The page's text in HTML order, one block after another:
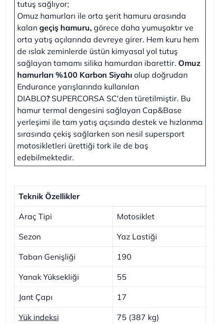
tutuş sağlıyor;
Omuz hamurları ile orta şerit hamuru arasında
kalan geçiş hamuru, görece daha yumuşaktır ve
orta yatış açılarında devreye girer. Hem kuru hem
de ıslak zeminlerde üstün kimyasal yol tutuş
sağlayan tamamı silika hamurdan ibarettir. Omuz
hamurları %100 Karbon Siyahı olup doğrudan
Endurance yarışlarında kullanılan
DIABLO? SUPERCORSA SC'den türetilmiştir. Bu
hamur termal dengesini sağlayan Cap&Base
yerleşimi ile tam yatış açısında destek ve hızlanma
sırasında çekiş sağlarken son nesil supersport
motosikletleri ürettiği tork ile de baş
edebilmektedir.
Teknik Özellikler
Araç Tipi Motosiklet
Sezon Yaz Lastiği
Taban Genişliği 190
Yanak Yüksekliği 55
Jant Çapı 17
Yük indeksi 75 (387 kg)